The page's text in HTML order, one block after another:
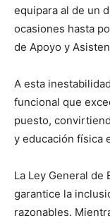
equipara al de un
ocasiones hasta
de Apoyo y
A esta
funcional que
puesto,
y educación física
La Ley General de
garantice la
razonables.